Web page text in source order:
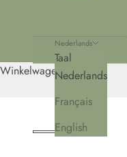
Nederlands
Taal
Nederlands
Français
English
Winkelwagen